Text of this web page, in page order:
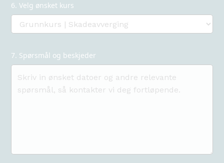
6. Velg ønsket kurs
7. Spørsmål og beskjeder